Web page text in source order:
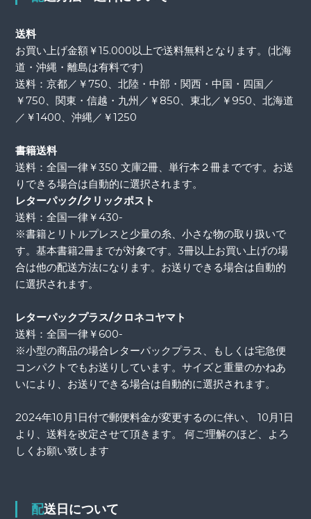
送料
お買い上げ金額￥15.000以上で送料無料となります。(北海
道・沖縄・離島は有料です)
送料：京都／￥750、北陸・中部・関西・中国・四国／
￥750、関東・信越・九州／￥850、東北／￥950、北海道
／￥1400、沖縄／￥1250
書籍送料
送料：全国一律￥350 文庫2冊、単行本２冊までです。お送
りできる場合は自動的に選択されます。
レターパック/クリックポスト
送料：全国一律￥430-
※書籍とリトルプレスと少量の糸、小さな物の取り扱いで
す。基本書籍2冊までが対象です。3冊以上お買い上げの場
合は他の配送方法になります。お送りできる場合は自動的
に選択されます。
レターパックプラス/クロネコヤマト
送料：全国一律￥600-
※小型の商品の場合レターパックプラス、もしくは宅急便
コンパクトでもお送りしています。サイズと重量のかねあ
いにより、お送りできる場合は自動的に選択されます。
2024年10月1日付で郵便料金が変更するのに伴い、 10月1日
より、送料を改定させて頂きます。 何ご理解のほど、よろ
しくお願い致します
配送日について